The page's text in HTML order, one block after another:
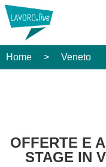
Home > Veneto
OFFERTE E
STAGE IN